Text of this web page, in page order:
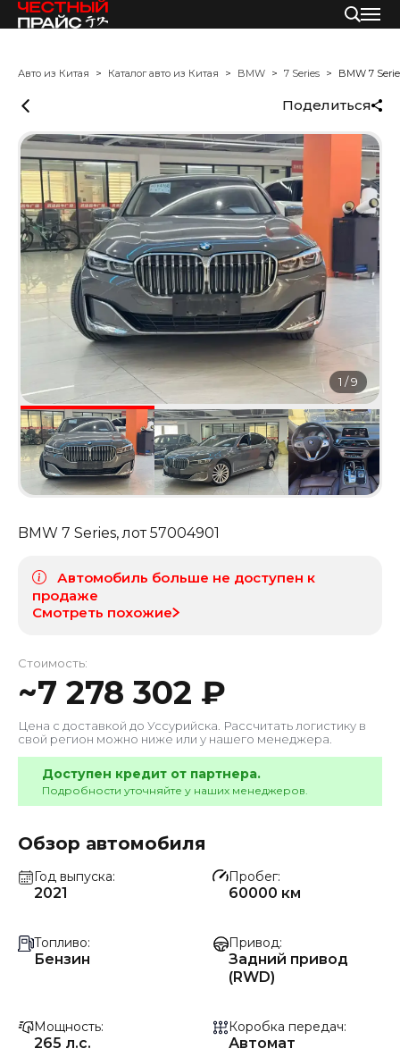
Авто из Китая Каталог авто из Китая BMW 7 Series BMW 7
Поделиться
1 /9
BMW 7 Series, лот57004901
Автомобиль больше не доступен к
продаже
Смотреть похожие
Стоимость:
~7 278 302 ₽
Цена с доставкой до Уссурийска . Рассчитать логистику в
свой регион можно ниже или у нашего менеджера.
Доступен кредит от партнера.
Подробности уточняйте у наших менеджеров.
Обзор автомобиля
Год выпуска
2021
Пробег
60000 км
Топливо
Бензин
Привод
Задний привод
(RWD)
Мощность
265 л.с.
Коробка передач
Автомат